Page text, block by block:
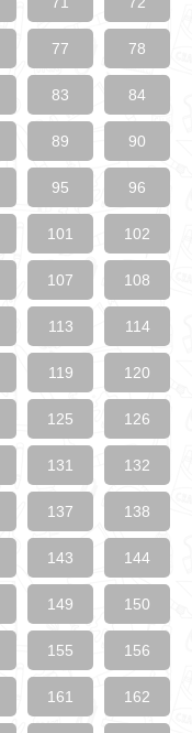
77 78
83 84
89 90
95 96
101 102
107 108
113 114
119 120
125 126
131 132
137 138
143 144
149 150
155 156
161 162